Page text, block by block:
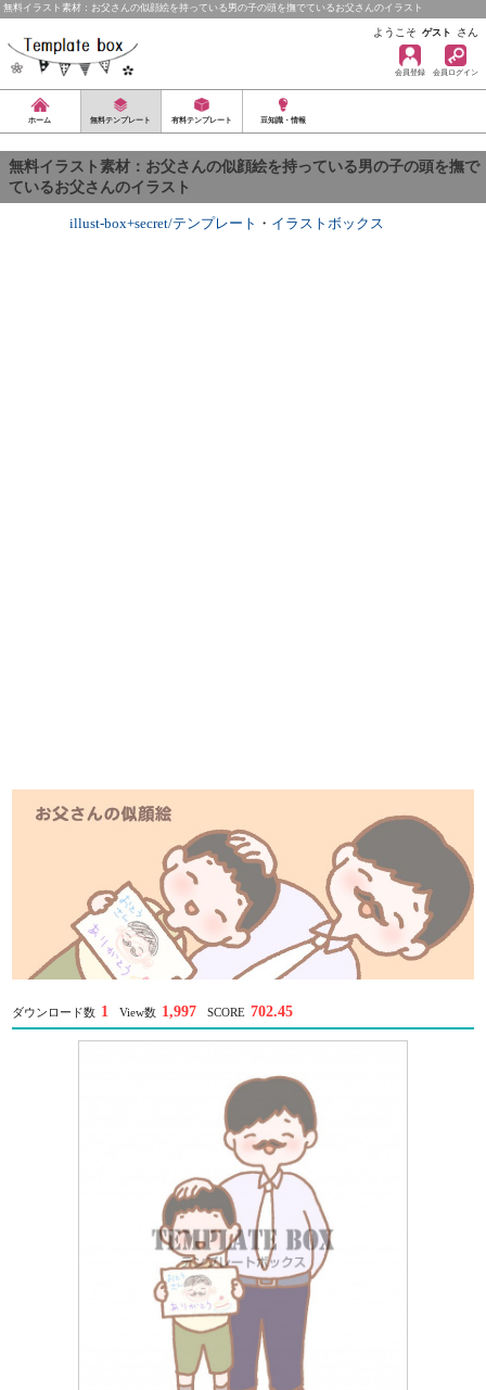
無料イラスト素材：お父さんの似顔絵を持っている男の子の頭を撫でているお父さんのイラスト
ようこそ ゲスト さん
会員登録 会員ログイン
ホーム 無料テンプレート 有料テンプレート 豆知識・情報
無料イラスト素材：お父さんの似顔絵を持っている男の子の頭を撫で
ているお父さんのイラスト
illust-box+secret/テンプレート ・ イラストボックス
ダウンロード数 1 View数 1,997 SCORE 702.45